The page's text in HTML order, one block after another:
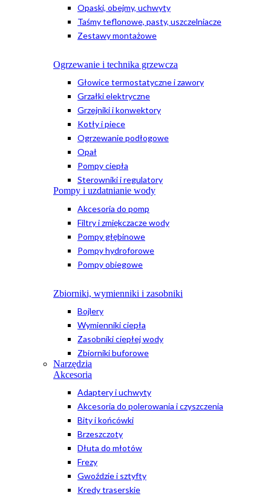
Opaski, obejmy, uchwyty
Taśmy teflonowe, pasty, uszczelniacze
Zestawy montażowe
Ogrzewanie i technika grzewcza
Głowice termostatyczne i zawory
Grzałki elektryczne
Grzejniki i konwektory
Kotły i piece
Ogrzewanie podłogowe
Opał
Pompy ciepła
Sterowniki i regulatory
Pompy i uzdatnianie wody
Akcesoria do pomp
Filtry i zmiękczacze wody
Pompy głębinowe
Pompy hydroforowe
Pompy obiegowe
Zbiorniki, wymienniki i zasobniki
Bojlery
Wymienniki ciepła
Zasobniki ciepłej wody
Zbiorniki buforowe
Narzędzia
Akcesoria
Adaptery i uchwyty
Akcesoria do polerowania i czyszczenia
Bity i końcówki
Brzeszczoty
Dłuta do młotów
Frezy
Gwoździe i sztyfty
Kredy traserskie